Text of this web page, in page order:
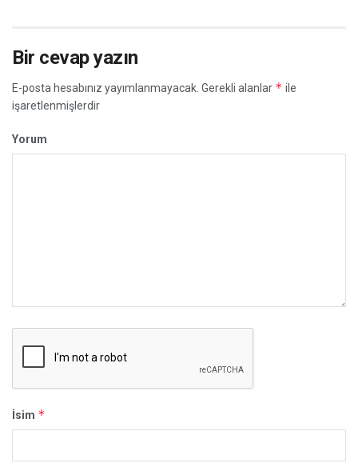
Bir cevap yazın
E-posta hesabınız yayımlanmayacak. Gerekli alanlar * ile
işaretlenmişlerdir
Yorum
İsim *